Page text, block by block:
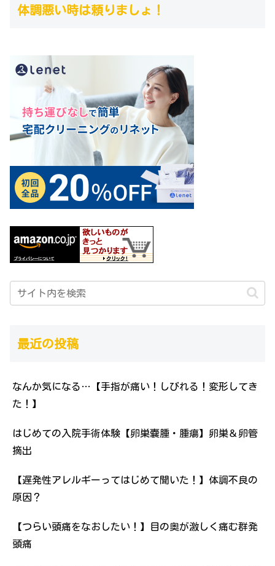
体調悪い時は頼りましょ！
最近の投稿
なんか気になる…【手指が痛い！しびれる！変形してき
た！】
はじめての入院手術体験【卵巣嚢腫・腫瘍】卵巣＆卵管
摘出
【遅発性アレルギーってはじめて聞いた！】体調不良の
原因？
【つらい頭痛をなおしたい！】目の奥が激しく痛む群発
頭痛